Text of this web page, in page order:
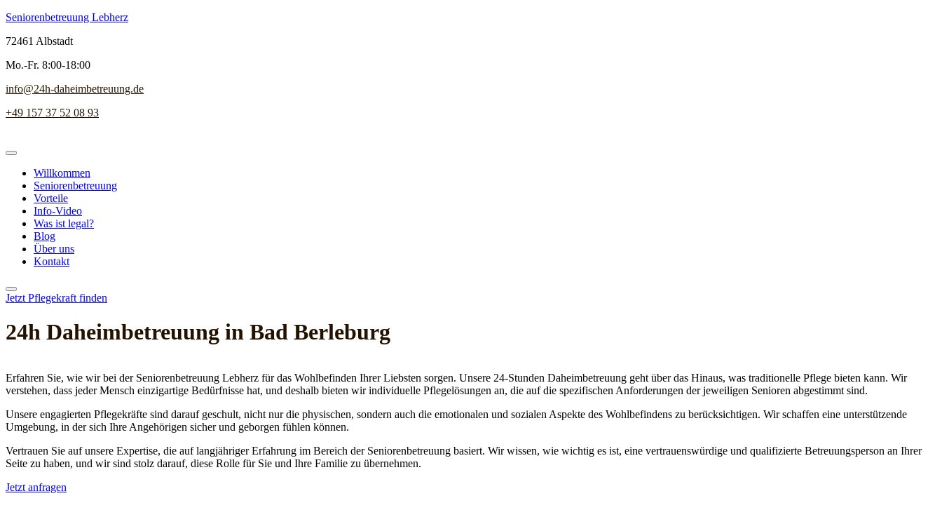
Seniorenbetreuung Lebherz
72461 Albstadt
Mo.-Fr. 8:00-18:00
info@24h-daheimbetreuung.de
+49 157 37 52 08 93
Willkommen
Seniorenbetreuung
Vorteile
Info-Video
Was ist legal?
Blog
Über uns
Kontakt
Jetzt Pflegekraft finden
24h Daheim­betreuung in Bad Berleburg
Erfahren Sie, wie wir bei der Seniorenbetreuung Lebherz für das Wohlbefinden Ihrer Liebsten sorgen. Unsere 24-Stunden Daheimbetreuung geht über das Hinaus, was traditionelle Pflege bieten kann. Wir
verstehen, dass jeder Mensch einzigartige Bedürfnisse hat, und deshalb bieten wir individuelle Pflegelösungen an, die auf die spezifischen Anforderungen der jeweiligen Senioren abgestimmt sind.
Unsere engagierten Pflegekräfte sind darauf geschult, nicht nur die physischen, sondern auch die emotionalen und sozialen Aspekte des Wohlbefindens zu berücksichtigen. Wir schaffen eine unterstützende
Umgebung, in der sich Ihre Angehörigen sicher und geborgen fühlen können.
Vertrauen Sie auf unsere Expertise, die auf langjähriger Erfahrung im Bereich der Seniorenbetreuung basiert. Wir wissen, wie wichtig es ist, eine vertrauenswürdige und qualifizierte Betreuungsperson an Ihrer
Seite zu haben, und wir sind stolz darauf, diese Rolle für Sie und Ihre Familie zu übernehmen.
Jetzt anfragen